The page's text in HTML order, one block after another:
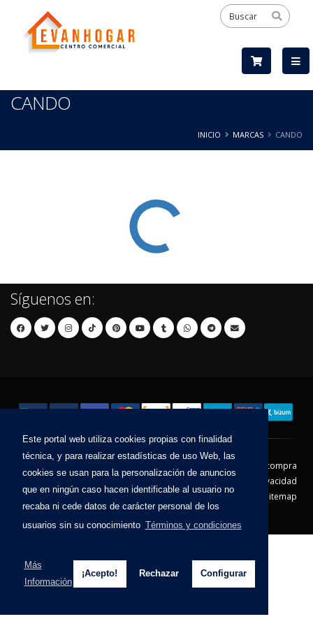
Este portal web utiliza cookies propias con finalidad
técnica, y para realizar estadísticas de uso Web, las
cookies se usan para la personalización de anuncios
que en ningún caso hacen identificable al usuario no
recaba ni cede datos de carácter personal de los
usuarios sin su conocimiento Términos y condiciones
Más
Información
¡Acepto! Rechazar Configurar
CANDO
INICIO MARCAS CANDO
Síguenos en:
Condiciones de compra
Política de envíos
Política de devolución
Política de Privacidad
Política de Cookies
Sitemap